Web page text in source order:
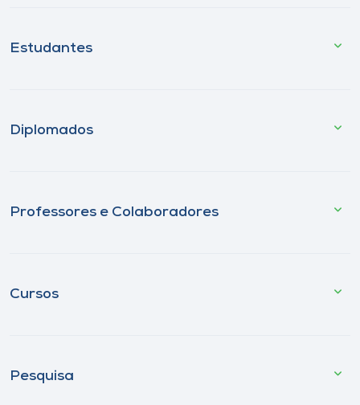
Estudantes
Diplomados
Professores e Colaboradores
Cursos
Pesquisa